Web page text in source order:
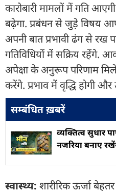
कारोबारी मामलों में गति
बढ़ेगा. प्रबंधन से जुड़े विषय
अपनी बात प्रभावी ढंग से रख
गतिविधियों में सक्रिय रहेंगे.
अपेक्षा के अनुरूप परिणाम
करेंगे. प्रभाव में वृद्धि होगी
सम्बंधित ख़बरें
व्यक्तित्व सुधार
नजरिया बनाए
स्वास्थ्य: शारीरिक ऊर्जा